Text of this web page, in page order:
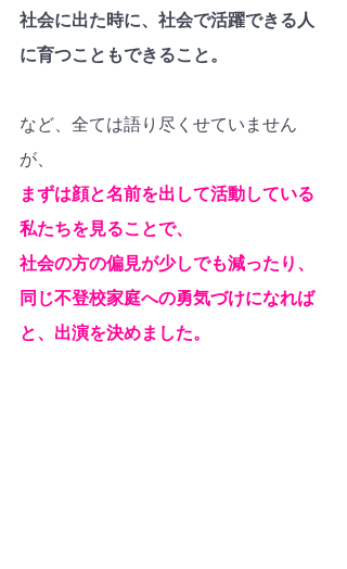
社会に出た時に、社会で活躍できる人
に育つこともできること。
など、全ては語り尽くせていません
が、
まずは顔と名前を出して活動している
私たちを見ることで、
社会の方の偏見が少しでも減ったり、
同じ不登校家庭への勇気づけになれば
と、出演を決めました。